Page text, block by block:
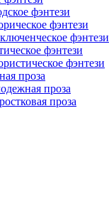
фэнтези
фэнтези
фэнтези
фэнтези
фэнтези
проза
проза
проза